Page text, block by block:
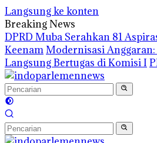
Langsung ke konten
Breaking News
DPRD Muba Serahkan 81
KeenamModernisasi Anggaran:
Langsung Bertugas di Komisi I